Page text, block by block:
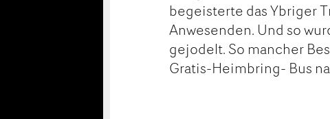
begeisterte das Ybriger
Anwesenden. Und so
gejodelt. So mancher
Gratis-Heimbring- Bus